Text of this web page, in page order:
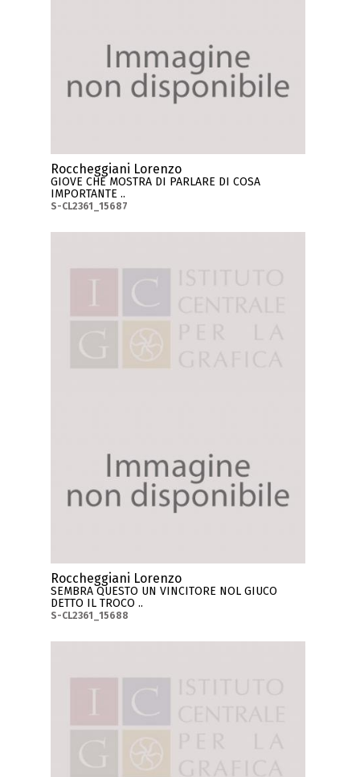
Roccheggiani Lorenzo
GIOVE CHE MOSTRA DI PARLARE DI COSA
IMPORTANTE ..
S-CL2361_15687
Roccheggiani Lorenzo
SEMBRA QUESTO UN VINCITORE NOL GIUCO
DETTO IL TROCO ..
S-CL2361_15688